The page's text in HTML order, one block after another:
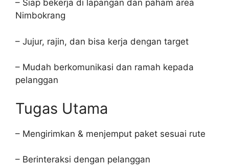
– Siap bekerja di lapangan dan paham area
Nimbokrang
– Jujur, rajin, dan bisa kerja dengan target
– Mudah berkomunikasi dan ramah kepada
pelanggan
Tugas Utama
– Mengirimkan & menjemput paket sesuai rute
– Berinteraksi dengan pelanggan